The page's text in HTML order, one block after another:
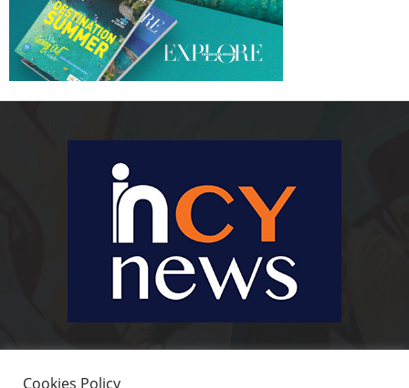
είστε πραγματικά in cynews στην επικαιρότητα.
Cookies Policy